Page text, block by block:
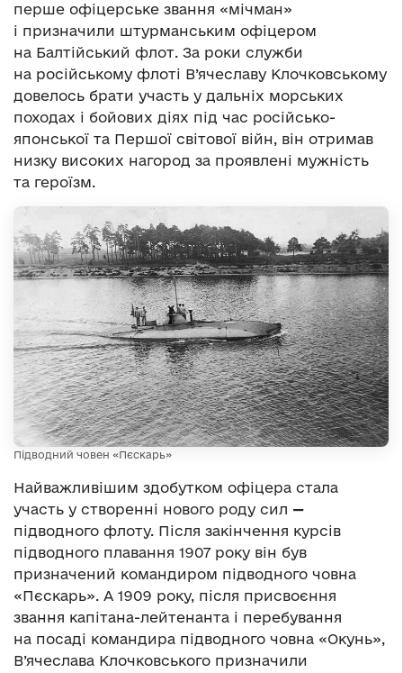
перше офіцерське звання «мічман»
і призначили штурманським офіцером
на Балтійський флот. За роки служби
на російському флоті В’ячеславу Клочковському
довелось брати участь у дальніх морських
походах і бойових діях під час російсько-
японської та Першої світової війн, він отримав
низку високих нагород за проявлені мужність
та героїзм.
Підводний човен «Пєскарь»
Найважливішим здобутком офіцера стала
участь у створенні нового роду сил —
підводного флоту. Після закінчення курсів
підводного плавання 1907 року він був
призначений командиром підводного човна
«Пєскарь». А 1909 року, після присвоєння
звання капітана-лейтенанта і перебування
на посаді командира підводного човна «Окунь»,
В’ячеслава Клочковського призначили